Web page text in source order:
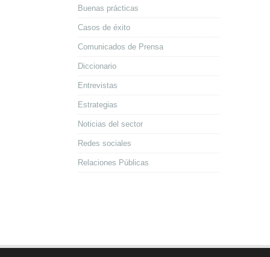
Buenas prácticas
Casos de éxito
Comunicados de Prensa
Diccionario
Entrevistas
Estrategias
Noticias del sector
Redes sociales
Relaciones Públicas